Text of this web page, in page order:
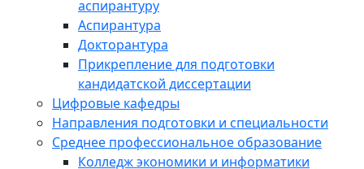
аспирантуру
Аспирантура
Докторантура
Прикрепление для подготовки
кандидатской диссертации
Цифровые кафедры
Направления подготовки и специальности
Среднее профессиональное образование
Колледж экономики и информатики